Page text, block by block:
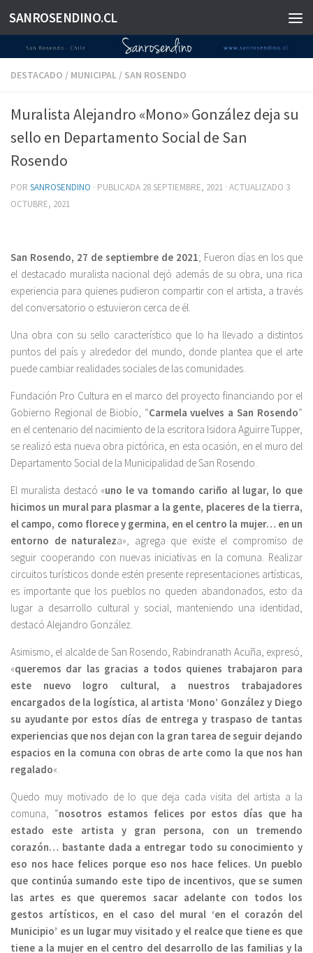
Saltar al contenido
SANROSENDINO.CL
DESTACADO / MUNICIPAL / SAN ROSENDO
Muralista Alejandro «Mono» González deja su
sello en Departamento Social de San
Rosendo
POR SANROSENDINO · PUBLICADA 28 SEPTIEMBRE, 2021 · ACTUALIZADO 3
OCTUBRE, 2021
San Rosendo, 27 de septiembre de 2021; Fueron días en los que
el destacado muralista nacional dejó además de su obra, una rica
experiencia para quienes pudieron compartir con el artista, a través
del conversatorio o estuvieron cerca de él.
Una obra con su sello característico que lo ha llevado a distintos
puntos del país y alrededor del mundo, donde plantea que el arte
puede cambiar realidades sociales de las comunidades.
Fundación Pro Cultura en el marco del proyecto financiando por el
Gobierno Regional de Biobío, “Carmela vuelves a San Rosendo”
en el centenario del nacimiento de la escritora Isidora Aguirre Tupper,
se realizó esta nueva obra pictórica, en esta ocasión, en el muro del
Departamento Social de la Municipalidad de San Rosendo.
El muralista destacó «uno le va tomando cariño al lugar, lo que
hicimos un mural para plasmar a la gente, placeres de la tierra,
el campo, como florece y germina, en el centro la mujer… en un
entorno de naturaleza», agrega que existe el compromiso de
seguir cooperando con nuevas iniciativas en la comuna. Realizar
circuitos turísticos donde estén presente representaciones artísticas,
es importante que los pueblos no queden abandonados, esto da
lugar a desarrollo cultural y social, manteniendo una identidad,
destacó Alejandro González.
Asimismo, el alcalde de San Rosendo, Rabindranath Acuña, expresó,
«queremos dar las gracias a todos quienes trabajaron para
este nuevo logro cultural, a nuestros trabajadores
encargados de la logística, al artista ‘Mono’ González y Diego
su ayudante por estos días de entrega y traspaso de tantas
experiencias que nos dejan con la gran tarea de seguir dejando
espacios en la comuna con obras de arte como la que nos han
regalado«.
Quedo muy motivado de lo que deja cada visita del artista a la
comuna, “nosotros estamos felices por estos días que ha
estado este artista y gran persona, con un tremendo
corazón… bastante dada a entregar todo su conocimiento y
eso nos hace felices porque eso nos hace felices. Un pueblo
que continúa sumando este tipo de incentivos, que se sumen
las artes es que queremos sacar adelante con todos los
gestos artísticos, en el caso del mural ‘en el corazón del
Municipio’ es un lugar muy visitado y el realce que tiene es que
tiene a la mujer en el centro del desarrollo de las familias y la